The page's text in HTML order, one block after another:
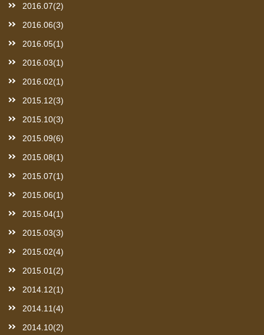
2016.07(2)
2016.06(3)
2016.05(1)
2016.03(1)
2016.02(1)
2015.12(3)
2015.10(3)
2015.09(6)
2015.08(1)
2015.07(1)
2015.06(1)
2015.04(1)
2015.03(3)
2015.02(4)
2015.01(2)
2014.12(1)
2014.11(4)
2014.10(2)